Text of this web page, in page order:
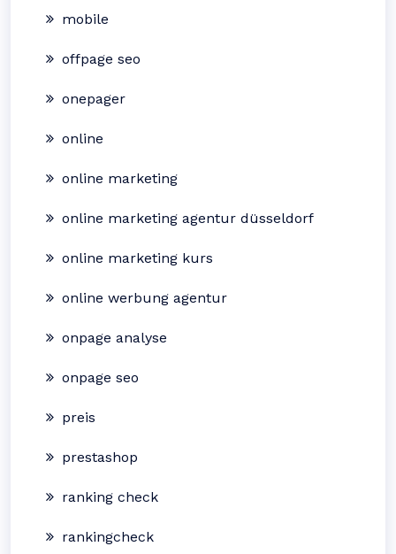
mobile
offpage seo
onepager
online
online marketing
online marketing agentur düsseldorf
online marketing kurs
online werbung agentur
onpage analyse
onpage seo
preis
prestashop
ranking check
rankingcheck